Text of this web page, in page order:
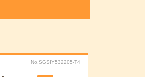
No.SGSIY532205-T4